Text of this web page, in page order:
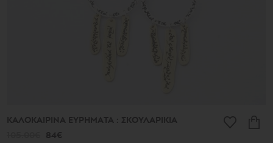
ΚΑΛΟΚΑΙΡΙΝΑ ΕΥΡΗΜΑΤΑ : ΣΚΟΥΛΑΡΙΚΙΑ
84€